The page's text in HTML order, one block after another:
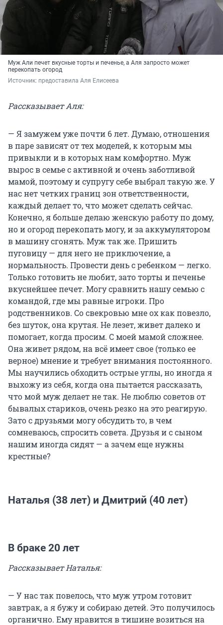
Муж Али печет вкусные торты и печенье, а Аля запросто может
перекопать огород
Источник: предоставила Аля Елисеева
Рассказывает Аля:
— Я замужем уже почти 6 лет. Думаю, отношения
в паре зависят от тех моделей, к которым мы
привыкли и в которых нам комфортно. Муж
вырос в семье с активной и очень заботливой
мамой, поэтому и супругу себе выбрал такую же. У
нас нет четких границ зон ответственности,
каждый делает то, что может сделать сейчас.
Конечно, я больше делаю женскую работу по дому,
но и огород перекопать могу, и за аккумулятором
в машину сгонять. Муж так же. Пришить
пуговицу — для него не приключение, а
нормальность. Провести день с ребенком — легко.
Только готовить не любит, зато торты и печенье
вкуснейшее печет. Могу сравнить нашу семью с
командой, где мы равные игроки. Про
родственников. Со свекровью мне ох как повезло,
без шуток, она крутая. Не лезет, живет далеко и
помогает, когда просим. С моей мамой сложнее.
Она живет рядом, на всё имеет свое (только ее
верное) мнение и требует внимания постоянного.
Мы научились обходить острые углы, но иногда я
выхожу из себя, когда она пытается рассказать,
что мой муж делает не так. Не люблю советов от
бывалых стариков, очень резко на это реагирую.
Зато с друзьями могу обсудить то, в чем
сомневаюсь, спросить совета. Друзья и с сыном
нашим иногда сидят — а зачем еще нужны
крестные?
Наталья (38 лет) и Дмитрий (40 лет)
В браке 20 лет
Рассказывает Наталья:
— У нас так повелось, что муж утром готовит
завтрак, а я бужу и собираю детей. Это получилось
органично. Ему нравится в тишине возиться на